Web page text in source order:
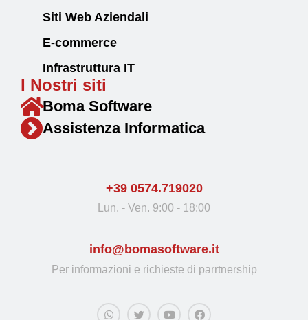
Siti Web Aziendali
E-commerce
Infrastruttura IT
I Nostri siti
Boma Software
Assistenza Informatica
+39 0574.719020
Lun. - Ven. 9:00 - 18:00
info@bomasoftware.it
Per informazioni e richieste di parrtnership